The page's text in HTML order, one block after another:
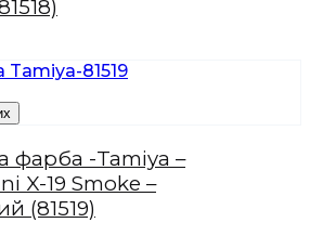
фарба -Tamiya –
X-19 Smoke –
(81519)